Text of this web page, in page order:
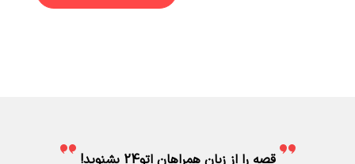
قصه را از زبان همراهان اتو24 بشنوید!